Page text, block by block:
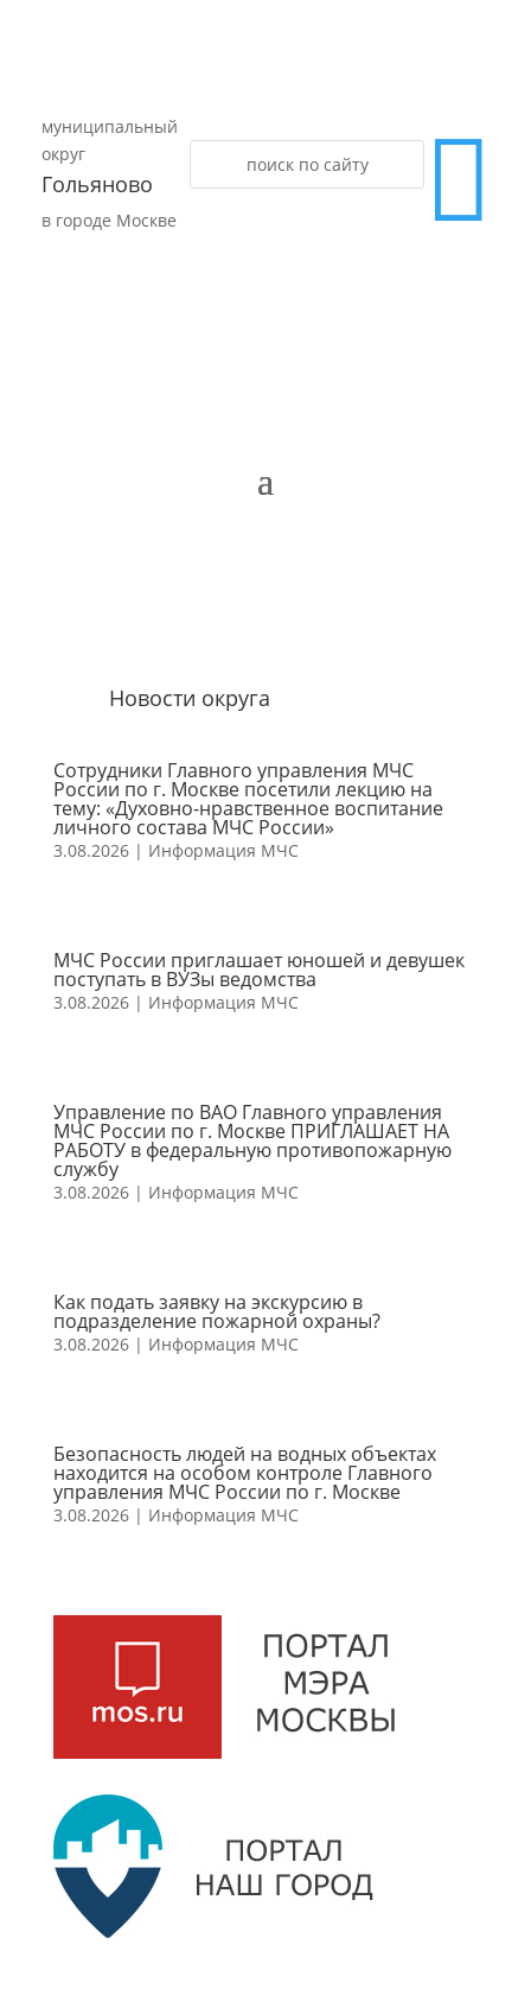
муниципальный
округ
Гольяново
в городе Москве 
Новости округа
Сотрудники Главного управления МЧС
России по г. Москве посетили лекцию на
тему: «Духовно-нравственное воспитание
личного состава МЧС России»
3.08.2026| Информация МЧС
МЧС России приглашает юношей и девушек
поступать в ВУЗы ведомства
3.08.2026| Информация МЧС
Управление по ВАО Главного управления
МЧС России по г. Москве ПРИГЛАШАЕТ НА
РАБОТУ в федеральную противопожарную
службу
3.08.2026| Информация МЧС
Как подать заявку на экскурсию в
подразделение пожарной охраны?
3.08.2026| Информация МЧС
Безопасность людей на водных объектах
находится на особом контроле Главного
управления МЧС России по г. Москве
3.08.2026| Информация МЧС